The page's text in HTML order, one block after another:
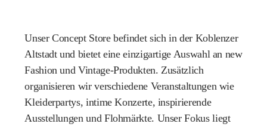
Unser Concept Store befindet sich in der Koblenzer
Altstadt und bietet eine einzigartige Auswahl an new
Fashion und Vintage-Produkten. Zusätzlich
organisieren wir verschiedene Veranstaltungen wie
Kleiderpartys, intime Konzerte, inspirierende
Ausstellungen und Flohmärkte. Unser Fokus liegt